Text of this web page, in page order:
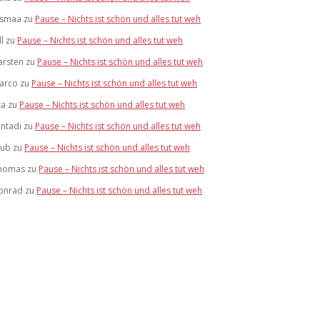
zu Pause – Nichts ist schön und alles tut weh
zu Pause – Nichts ist schön und alles tut weh
zu Pause – Nichts ist schön und alles tut weh
zu Pause – Nichts ist schön und alles tut weh
zu Pause – Nichts ist schön und alles tut weh
zu Pause – Nichts ist schön und alles tut weh
zu Pause – Nichts ist schön und alles tut weh
zu Pause – Nichts ist schön und alles tut weh
zu Pause – Nichts ist schön und alles tut weh